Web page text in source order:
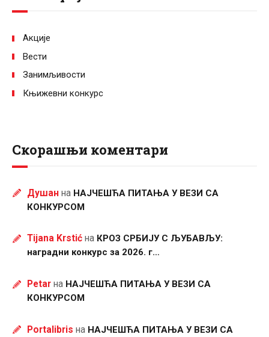
Акције
Вести
Занимљивости
Књижевни конкурс
Скорашњи коментари
Душанна НАЈЧЕШЋА ПИТАЊА У ВЕЗИ СА
КОНКУРСОМ
Tijana Krstićна КРОЗ СРБИЈУ С ЉУБАВЉУ:
наградни конкурс за 2026. г…
Petarна НАЈЧЕШЋА ПИТАЊА У ВЕЗИ СА
КОНКУРСОМ
Portalibris на НАЈЧЕШЋА ПИТАЊА У ВЕЗИ СА